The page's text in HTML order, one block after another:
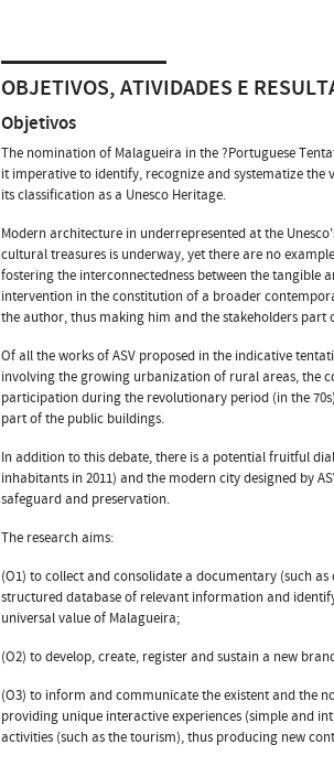
OBJETIVOS, ATIVIDADES E
Objetivos
The nomination of Malagueira in the ?Portuguese
it imperative to identify, recognize and systematize
its classification as a Unesco Heritage.
Modern architecture in underrepresented at the
cultural treasures is underway, yet there are no
fostering the interconnectedness between the tangible
intervention in the constitution of a broader
the author, thus making him and the stakeholders part
Of all the works of ASV proposed in the indicative
involving the growing urbanization of rural areas, the
participation during the revolutionary period (in the
part of the public buildings.
In addition to this debate, there is a potential fruitful
inhabitants in 2011) and the modern city designed by
safeguard and preservation.
The research aims:
(O1) to collect and consolidate a documentary (such
structured database of relevant information and
universal value of Malagueira;
(O2) to develop, create, register and sustain a new
(O3) to inform and communicate the existent and the
providing unique interactive experiences (simple and
activities (such as the tourism), thus producing new